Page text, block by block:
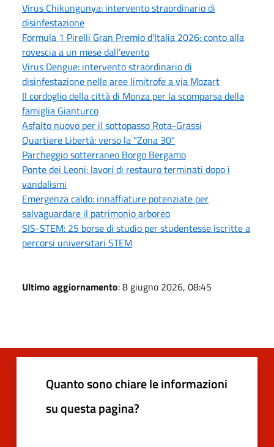
Virus Chikungunya: intervento straordinario di
disinfestazione
Formula 1 Pirelli Gran Premio d'Italia 2026: conto alla
rovescia a un mese dall’evento
Virus Dengue: intervento straordinario di
disinfestazione nelle aree limitrofe a via Mozart
Il cordoglio della città di Monza per la scomparsa della
famiglia Gianturco
Asfalto nuovo per il sottopasso Rota-Grassi
Quartiere Libertà: verso la "Zona 30"
Parcheggio sotterraneo Borgo Bergamo
Ponte dei Leoni: lavori di restauro terminati dopo i
vandalismi
Emergenza caldo: innaffiature potenziate per
salvaguardare il patrimonio arboreo
SIS-STEM: 25 borse di studio per studentesse iscritte a
percorsi universitari STEM
Ultimo aggiornamento: 8 giugno 2026, 08:45
Quanto sono chiare le informazioni
su questa pagina?